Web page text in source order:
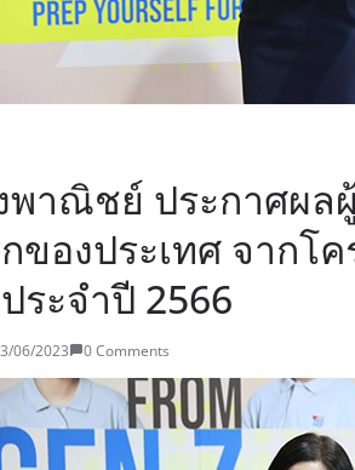
พาณิชย์ ประกาศผ
ของประเทศ จากโ
ระจำปี 2566
06/2023 0 Comments